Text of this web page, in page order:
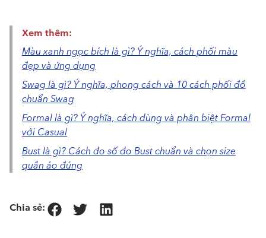
Xem thêm:
Màu xanh ngọc bích là gì? Ý nghĩa, cách phối màu
đẹp và ứng dụng
Swag là gì? Ý nghĩa, phong cách và 10 cách phối đồ
chuẩn Swag
Formal là gì? Ý nghĩa, cách dùng và phân biệt Formal
với Casual
Bust là gì? Cách đo số đo Bust chuẩn và chọn size
quần áo đúng
Chia sẻ: